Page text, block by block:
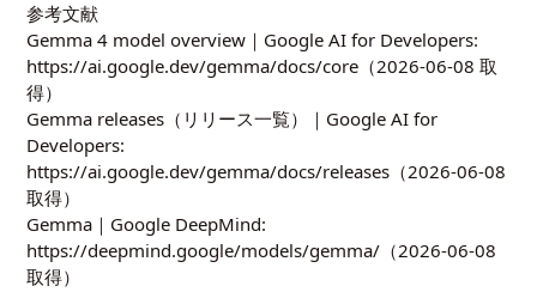
参考文献
Gemma 4 model overview｜Google AI for Developers:
https://ai.google.dev/gemma/docs/core （2026-06-08 取
得）
Gemma releases（リリース一覧）｜Google AI for
Developers:
https://ai.google.dev/gemma/docs/releases （2026-06-08
取得）
Gemma｜Google DeepMind:
https://deepmind.google/models/gemma/ （2026-06-08
取得）